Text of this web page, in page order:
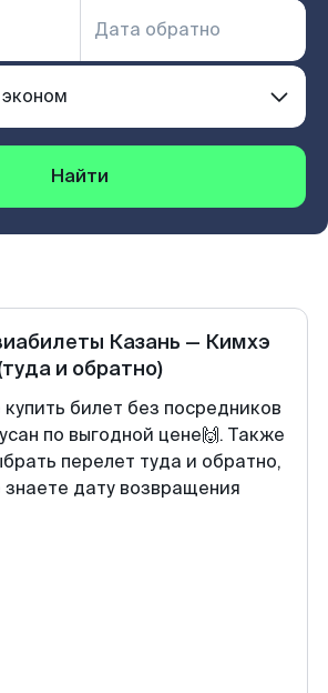
Найти
Казань — Кимхэ
и обратно)
билет без посредников
по выгодной цене🙌. Также
перелет туда и обратно,
знаете дату возвращения